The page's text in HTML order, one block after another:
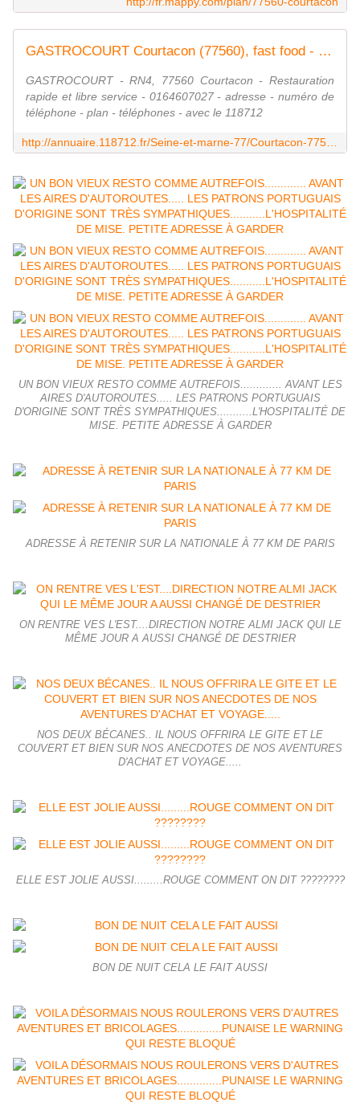
GASTROCOURT Courtacon (77560), fast food - 0164607027
GASTROCOURT - RN4, 77560 Courtacon - Restauration
rapide et libre service - 0164607027 - adresse - numéro de
téléphone - plan - téléphones - avec le 118712
UN BON VIEUX RESTO COMME AUTREFOIS............. AVANT LES
AIRES D'AUTOROUTES..... LES PATRONS PORTUGUAIS
D'ORIGINE SONT TRÈS SYMPATHIQUES...........L'HOSPITALITÉ DE
MISE. PETITE ADRESSE À GARDER
ADRESSE À RETENIR SUR LA NATIONALE À 77 KM DE PARIS
ON RENTRE VES L'EST....DIRECTION NOTRE ALMI JACK QUI LE
MÊME JOUR A AUSSI CHANGÉ DE DESTRIER
NOS DEUX BÉCANES.. IL NOUS OFFRIRA LE GITE ET LE
COUVERT ET BIEN SUR NOS ANECDOTES DE NOS AVENTURES
D'ACHAT ET VOYAGE.....
ELLE EST JOLIE AUSSI.........ROUGE COMMENT ON DIT ????????
BON DE NUIT CELA LE FAIT AUSSI